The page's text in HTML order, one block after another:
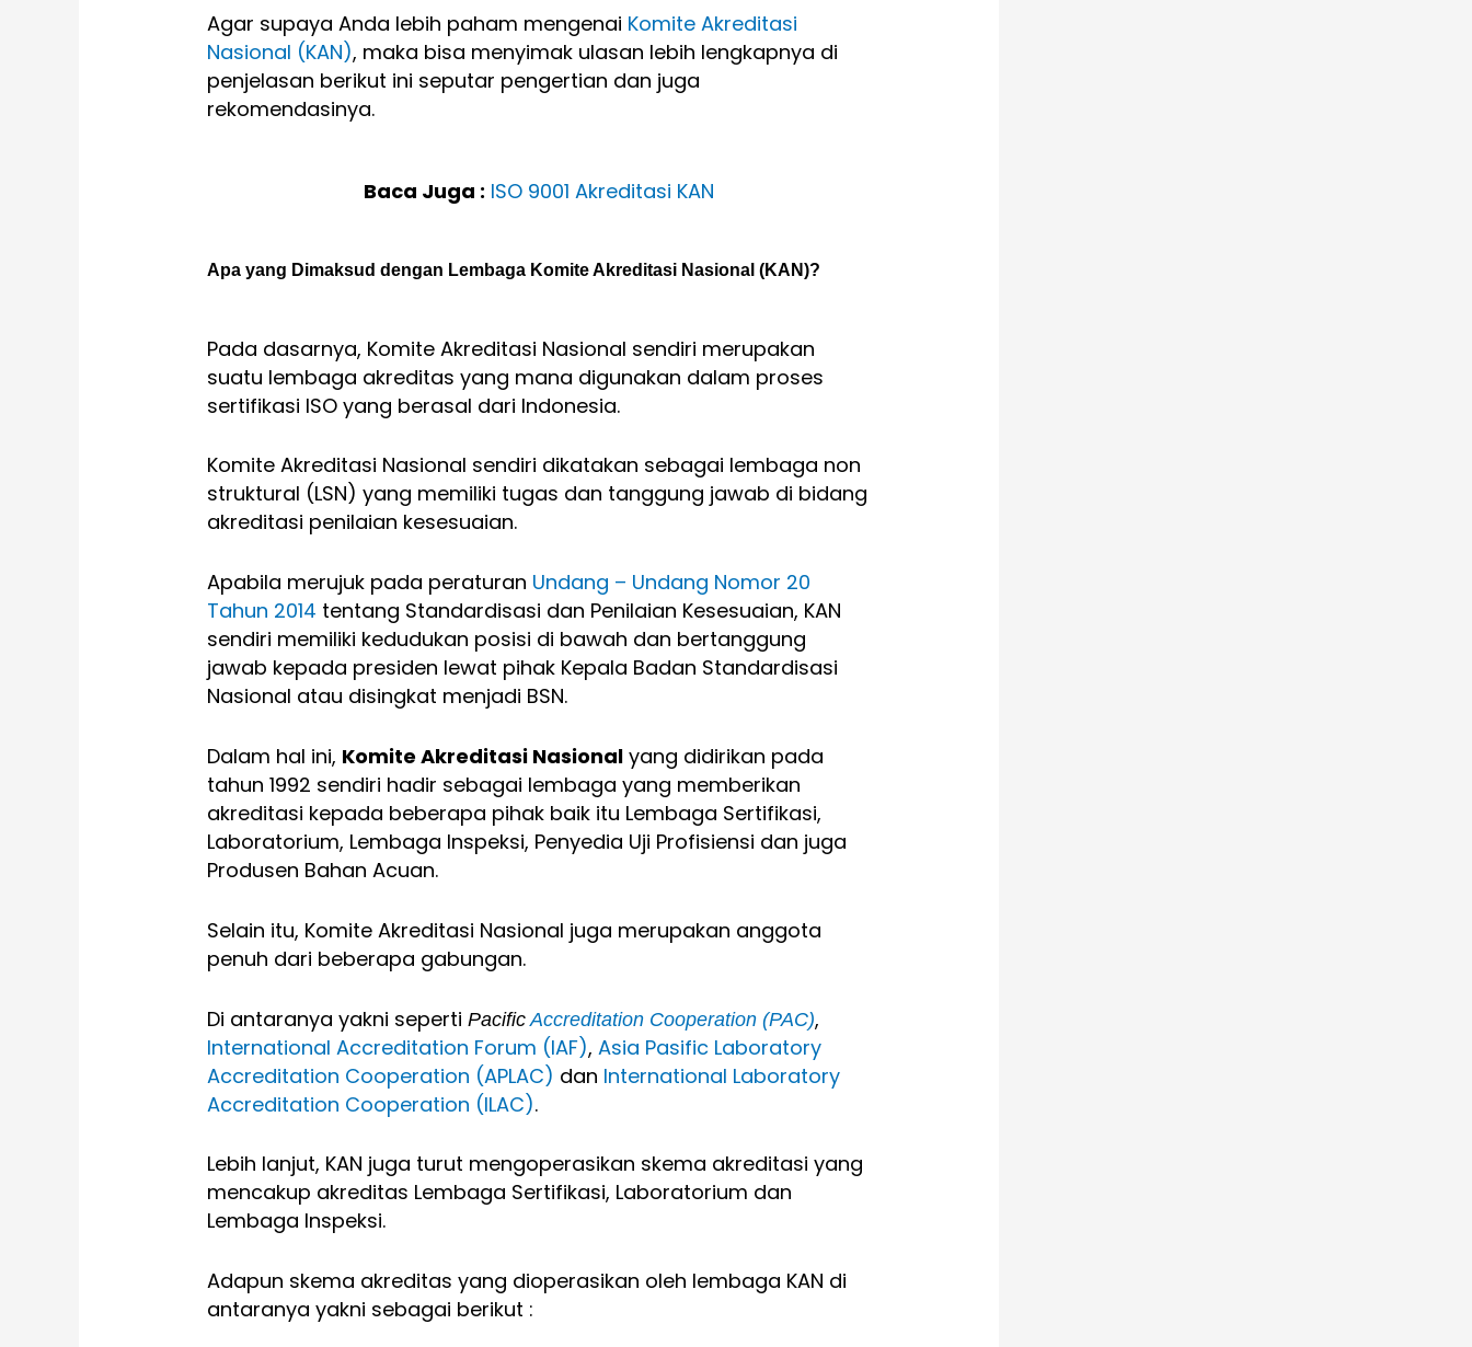
Agar supaya Anda lebih paham mengenai Komite Akreditasi
Nasional (KAN), maka bisa menyimak ulasan lebih lengkapnya di
penjelasan berikut ini seputar pengertian dan juga
rekomendasinya.
Baca Juga : ISO 9001 Akreditasi KAN
Apa yang Dimaksud dengan Lembaga Komite Akreditasi Nasional (KAN)?
Pada dasarnya, Komite Akreditasi Nasional sendiri merupakan
suatu lembaga akreditas yang mana digunakan dalam proses
sertifikasi ISO yang berasal dari Indonesia.
Komite Akreditasi Nasional sendiri dikatakan sebagai lembaga non
struktural (LSN) yang memiliki tugas dan tanggung jawab di bidang
akreditasi penilaian kesesuaian.
Apabila merujuk pada peraturan Undang – Undang Nomor 20
Tahun 2014 tentang Standardisasi dan Penilaian Kesesuaian, KAN
sendiri memiliki kedudukan posisi di bawah dan bertanggung
jawab kepada presiden lewat pihak Kepala Badan Standardisasi
Nasional atau disingkat menjadi BSN.
Dalam hal ini, Komite Akreditasi Nasionalyang didirikan pada
tahun 1992 sendiri hadir sebagai lembaga yang memberikan
akreditasi kepada beberapa pihak baik itu Lembaga Sertifikasi,
Laboratorium, Lembaga Inspeksi, Penyedia Uji Profisiensi dan juga
Produsen Bahan Acuan.
Selain itu, Komite Akreditasi Nasional juga merupakan anggota
penuh dari beberapa gabungan.
Di antaranya yakni seperti Pacific Accreditation Cooperation (PAC),
International Accreditation Forum (IAF), Asia Pasific Laboratory
Accreditation Cooperation (APLAC) dan International Laboratory
Accreditation Cooperation (ILAC).
Lebih lanjut, KAN juga turut mengoperasikan skema akreditasi yang
mencakup akreditas Lembaga Sertifikasi, Laboratorium dan
Lembaga Inspeksi.
Adapun skema akreditas yang dioperasikan oleh lembaga KAN di
antaranya yakni sebagai berikut :